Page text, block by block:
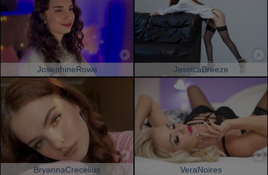
JosephineRowe JessicaBreeze
BryannaCrecelius VeraNoires